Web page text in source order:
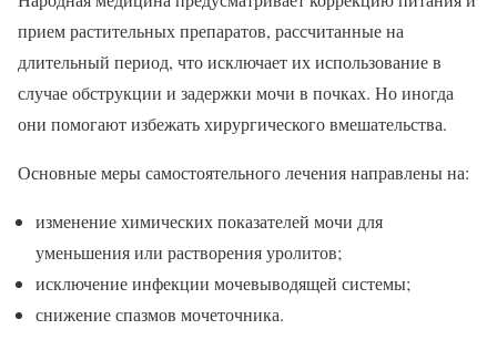
прием растительных препаратов, рассчитанные на
длительный период, что исключает их использование в
случае обструкции и задержки мочи в почках. Но иногда
они помогают избежать хирургического вмешательства.
Основные меры самостоятельного лечения направлены на:
изменение химических показателей мочи для
уменьшения или растворения уролитов;
исключение инфекции мочевыводящей системы;
снижение спазмов мочеточника.